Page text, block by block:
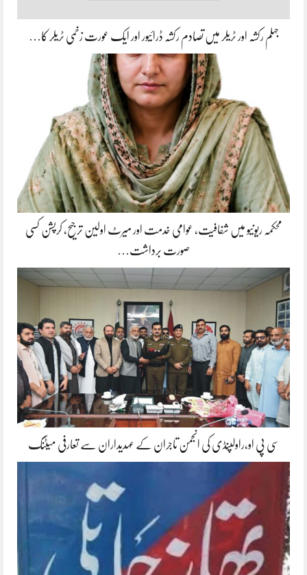
جہلم رکشہ اور ٹریلر میں تصادم رکشہ ڈرائیور اور ایک عورت زخمی ٹریلر کا…
محکمہ ریونیو میں شفافیت، عوامی خدمت اور میرٹ اولین ترجیح، کرپشن کسی
صورت برداشت…
سی پی او،راولپنڈی کی انجمن تاجران کے عہدیداران سے تعارفی میٹنگ